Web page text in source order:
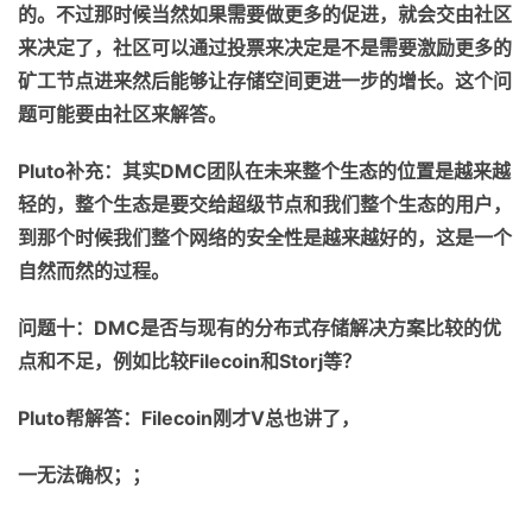
的。不过那时候当然如果需要做更多的促进，就会交由社区
来决定了，社区可以通过投票来决定是不是需要激励更多的
矿工节点进来然后能够让存储空间更进一步的增长。这个问
题可能要由社区来解答。
Pluto补充：其实DMC团队在未来整个生态的位置是越来越
轻的，整个生态是要交给超级节点和我们整个生态的用户，
到那个时候我们整个网络的安全性是越来越好的，这是一个
自然而然的过程。
问题十： DMC是否与现有的分布式存储解决方案比较的优
点和不足，例如比较Filecoin和Storj等？
Pluto帮解答： Filecoin刚才V总也讲了，
一无法确权；；